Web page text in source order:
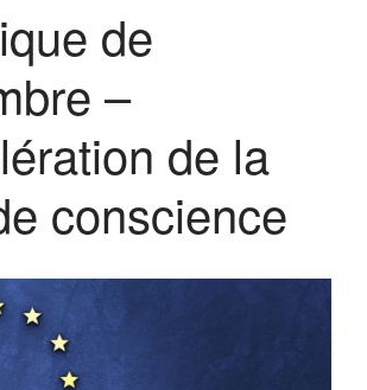
de
–
de la
conscience